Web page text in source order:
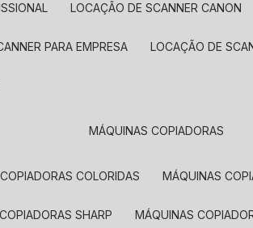
LOCAÇÃO DE SCANNER CANON
PARA EMPRESA LOCAÇÃO DE
MÁQUINAS COPIADORAS
COPIADORAS COLORIDAS MÁQUINAS
COPIADORAS SHARP MÁQUINAS